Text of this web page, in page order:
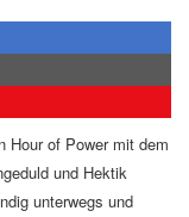
Hour of Power mit dem
und Hektik
unterwegs und